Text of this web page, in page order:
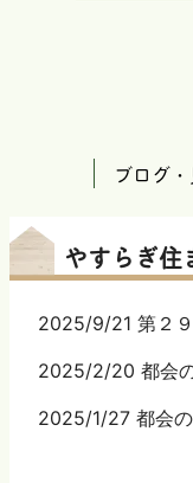
ブログ
やすらぎ住
2025/9/21 第２
2025/2/20 都会
2025/1/27 都会